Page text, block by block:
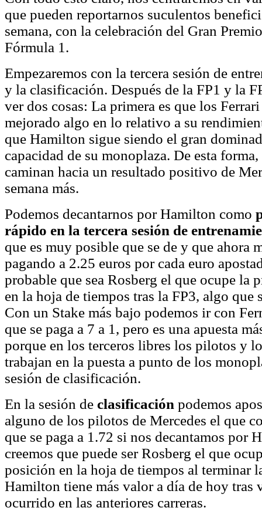
que pueden reportarnos suculentos
semana, con la celebración del Gran
Fórmula 1.
Empezaremos con la tercera sesión de
y la clasificación. Después de la FP1 y la
ver dos cosas: La primera es que los
mejorado algo en lo relativo a su
que Hamilton sigue siendo el gran
capacidad de su monoplaza. De esta forma,
caminan hacia un resultado positivo de
semana más.
Podemos decantarnos por Hamilton como
rápido en la tercera sesión de
que es muy posible que se de y que ahora
pagando a 2.25 euros por cada euro
probable que sea Rosberg el que ocupe la
en la hoja de tiempos tras la FP3, algo que
Con un Stake más bajo podemos ir con
que se paga a 7 a 1, pero es una apuesta
porque en los terceros libres los pilotos y
trabajan en la puesta a punto de los
sesión de clasificación.
En la sesión de clasificación podemos
alguno de los pilotos de Mercedes el que
que se paga a 1.72 si nos decantamos por
creemos que puede ser Rosberg el que
posición en la hoja de tiempos al terminar
Hamilton tiene más valor a día de hoy tras
ocurrido en las anteriores carreras.